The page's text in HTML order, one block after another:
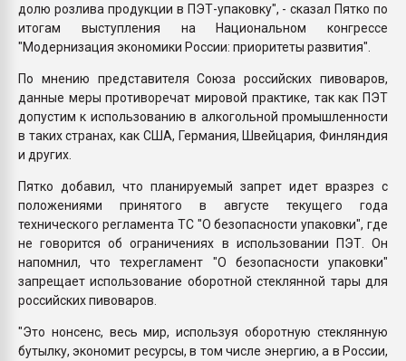
долю розлива продукции в ПЭТ-упаковку", - сказал Пятко по
итогам выступления на Национальном конгрессе
"Модернизация экономики России: приоритеты развития".
По мнению представителя Союза российских пивоваров,
данные меры противоречат мировой практике, так как ПЭТ
допустим к использованию в алкогольной промышленности
в таких странах, как США, Германия, Швейцария, Финляндия
и других.
Пятко добавил, что планируемый запрет идет вразрез с
положениями принятого в августе текущего года
технического регламента ТС "О безопасности упаковки", где
не говорится об ограничениях в использовании ПЭТ. Он
напомнил, что техрегламент "О безопасности упаковки"
запрещает использование оборотной стеклянной тары для
российских пивоваров.
"Это нонсенс, весь мир, используя оборотную стеклянную
бутылку, экономит ресурсы, в том числе энергию, а в России,